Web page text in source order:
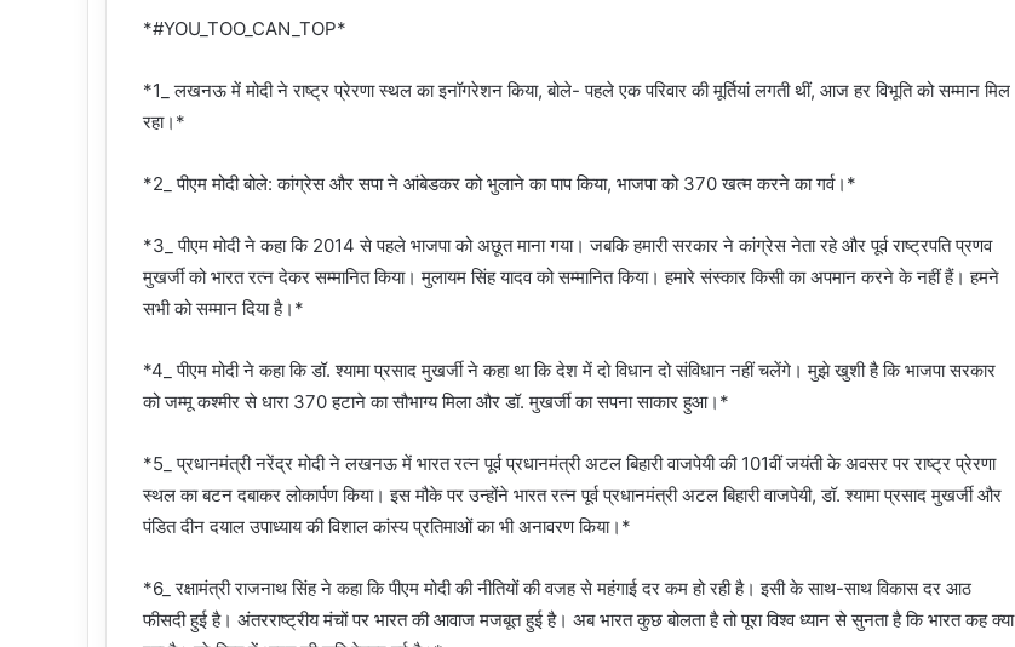
*#YOU_TOO_CAN_TOP*
*1_ लखनऊ में मोदी ने राष्ट्र प्रेरणा स्थल का इनॉगरेशन किया, बोले- पहले एक परिवार की मूर्तियां लगती थीं, आज हर विभूति को सम्मान मिल
रहा।*
*2_ पीएम मोदी बोले: कांग्रेस और सपा ने आंबेडकर को भुलाने का पाप किया, भाजपा को 370 खत्म करने का गर्व।*
*3_ पीएम मोदी ने कहा कि 2014 से पहले भाजपा को अछूत माना गया। जबकि हमारी सरकार ने कांग्रेस नेता रहे और पूर्व राष्ट्रपति प्रणव
मुखर्जी को भारत रत्न देकर सम्मानित किया। मुलायम सिंह यादव को सम्मानित किया। हमारे संस्कार किसी का अपमान करने के नहीं हैं। हमने
सभी को सम्मान दिया है।*
*4_ पीएम मोदी ने कहा कि डॉ. श्यामा प्रसाद मुखर्जी ने कहा था कि देश में दो विधान दो संविधान नहीं चलेंगे। मुझे खुशी है कि भाजपा सरकार
को जम्मू कश्मीर से धारा 370 हटाने का सौभाग्य मिला और डॉ. मुखर्जी का सपना साकार हुआ।*
*5_ प्रधानमंत्री नरेंद्र मोदी ने लखनऊ में भारत रत्न पूर्व प्रधानमंत्री अटल बिहारी वाजपेयी की 101वीं जयंती के अवसर पर राष्ट्र प्रेरणा
स्थल का बटन दबाकर लोकार्पण किया। इस मौके पर उन्होंने भारत रत्न पूर्व प्रधानमंत्री अटल बिहारी वाजपेयी, डॉ. श्यामा प्रसाद मुखर्जी और
पंडित दीन दयाल उपाध्याय की विशाल कांस्य प्रतिमाओं का भी अनावरण किया।*
*6_ रक्षामंत्री राजनाथ सिंह ने कहा कि पीएम मोदी की नीतियों की वजह से महंगाई दर कम हो रही है। इसी के साथ-साथ विकास दर आठ
फीसदी हुई है। अंतरराष्ट्रीय मंचों पर भारत की आवाज मजबूत हुई है। अब भारत कुछ बोलता है तो पूरा विश्व ध्यान से सुनता है कि भारत कह क्या